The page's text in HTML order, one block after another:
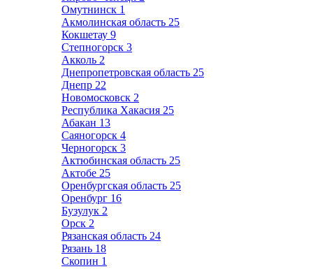
Омутнинск 1
Акмолинская область 25
Кокшетау 9
Степногорск 3
Акколь 2
Днепропетровская область 25
Днепр 22
Новомосковск 2
Республика Хакасия 25
Абакан 13
Саяногорск 4
Черногорск 3
Актюбинская область 25
Актобе 25
Оренбургская область 25
Оренбург 16
Бузулук 2
Орск 2
Рязанская область 24
Рязань 18
Скопин 1